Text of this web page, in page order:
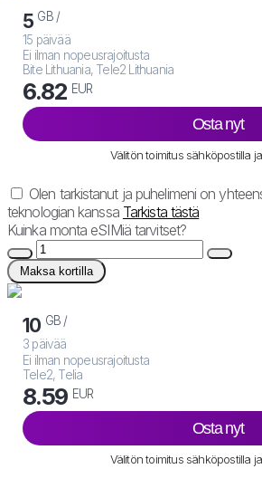
5 GB /
15 päivää
Ei ilman nopeusrajoitusta
Bite Lithuania, Tele2 Lithuania
6.82 EUR
Osta nyt
Välitön toimitus sähköpostilla
Olen tarkistanut ja puhelimeni on
teknologian kanssa Tarkista tästä
Kuinka monta eSIMiä tarvitset?
Maksa kortilla
10 GB /
3 päivää
Ei ilman nopeusrajoitusta
Tele2, Telia
8.59 EUR
Osta nyt
Välitön toimitus sähköpostilla